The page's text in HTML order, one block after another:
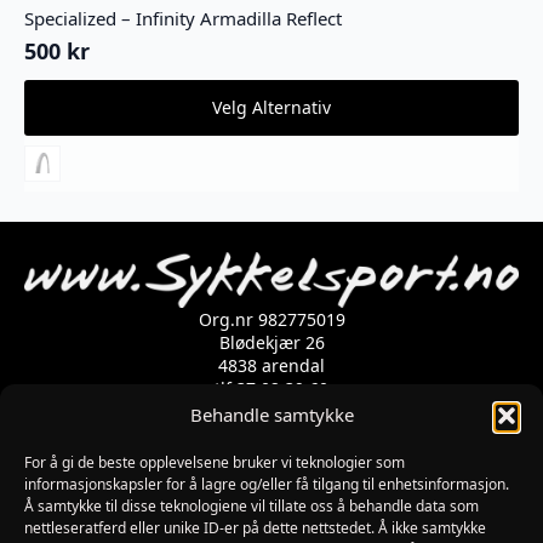
Behandle samtykke
For å gi de beste opplevelsene bruker vi teknologier som
informasjonskapsler for å lagre og/eller få tilgang til enhetsinformasjon.
Å samtykke til disse teknologiene vil tillate oss å behandle data som
nettleseratferd eller unike ID-er på dette nettstedet. Å ikke samtykke
Specialized – Infinity Armadilla Reflect
500 kr
Velg Alternativ
Dette
har
flere
kan
på
produktsiden
Org.nr 982775019
Blødekjær 26
4838 arendal
tlf 37 02 39 60
Kontaktskjema
Åpningstider
MANDAG-FREDAG: 09:00-17:00